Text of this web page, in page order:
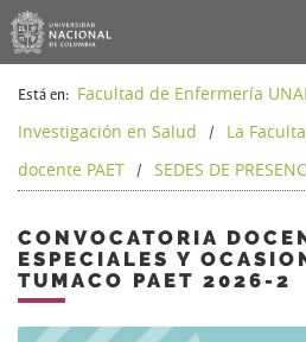
Está en: Facultad de Enfermería
Investigación en Salud
/ La
docente PAET
/ SEDES DE
CONVOCATORIA
ESPECIALES Y
TUMACO PAET 2026-2